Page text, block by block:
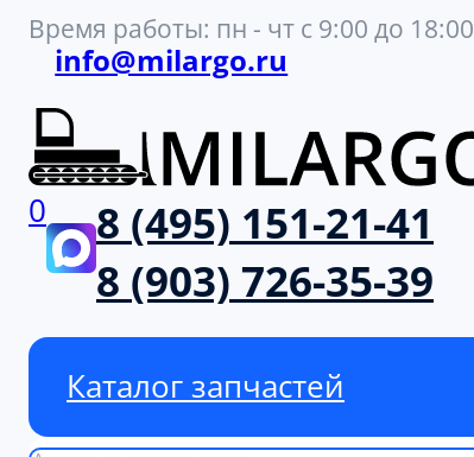
Время работы: пн - чт с 9:00 до
info@milargo.ru
0
8 (495) 151-21-41
8 (903) 726-35-39
Каталог запчастей